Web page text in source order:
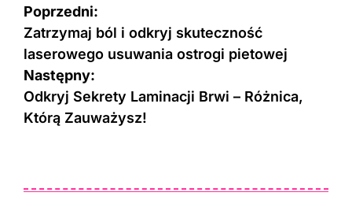
Nawigacja
wpisu
Poprzedni:
Zatrzymaj ból i odkryj skuteczność
laserowego usuwania ostrogi pietowej
Następny:
Odkryj Sekrety Laminacji Brwi – Różnica,
Którą Zauważysz!